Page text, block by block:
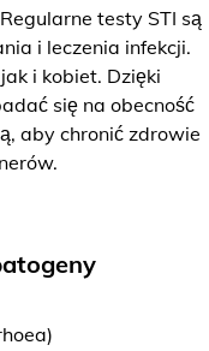
Regularne testy STI są
i leczenia infekcji.
i kobiet. Dzięki
się na obecność
aby chronić zdrowie